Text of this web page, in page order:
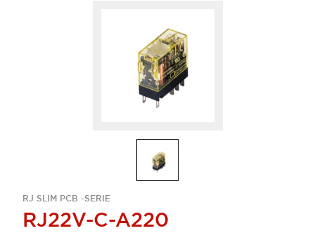
RJ SLIM PCB -SERIE
RJ22V-C-A220